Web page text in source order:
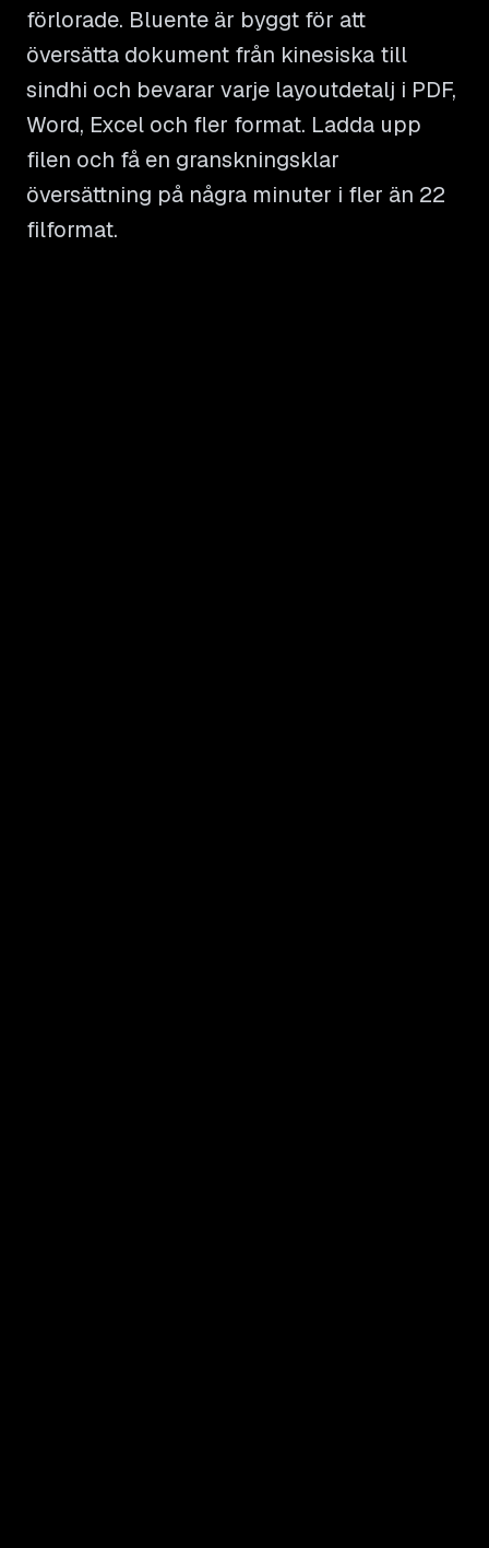
förlorade. Bluente är byggt för att
översätta dokument från kinesiska till
sindhi och bevarar varje layoutdetalj i PDF,
Word, Excel och fler format. Ladda upp
filen och få en granskningsklar
översättning på några minuter i fler än 22
filformat.